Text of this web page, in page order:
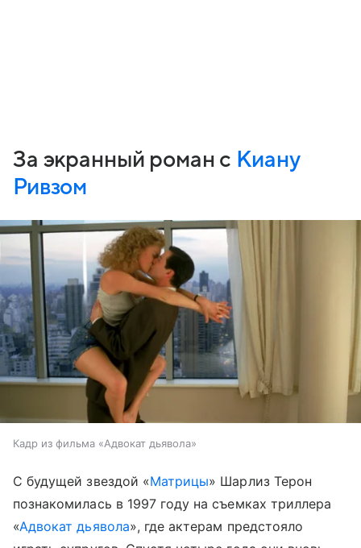
За экранный роман с Киану
Ривзом
Кадр из фильма «Адвокат дьявола»
С будущей звездой «Матрицы» Шарлиз Терон
познакомилась в 1997 году на съемках триллера
«Адвокат дьявола», где актерам предстояло